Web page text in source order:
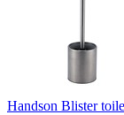
Handson Blister